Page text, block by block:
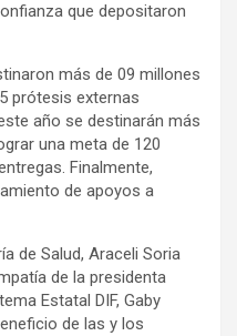
que depositaron
más de 09 millones
prótesis externas
año se destinarán más
una meta de 120
Finalmente,
de apoyos a
de Salud, Araceli Soria
de la presidenta
Estatal DIF, Gaby
de las y los